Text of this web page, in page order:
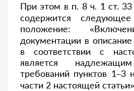
При этом в п. 8 ч. 1 ст.
содержится
положение:
документации в
в соответствии с
является
требований пунктов 1–3
части 2 настоящей